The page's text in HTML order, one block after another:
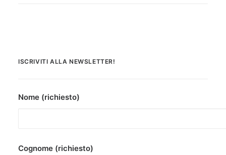
ISCRIVITI ALLA NEWSLETTER!
Nome (richiesto)
Cognome (richiesto)